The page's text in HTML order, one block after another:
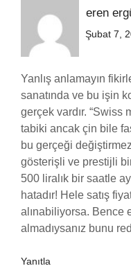
eren
Şubat 7,
Yanlış anlamayın
sanatında ve bu işin
gerçek vardır. “Swiss
tabiki ancak çin bile
bu gerçeği
gösterişli ve prestijli
500 liralık bir saatle
hatadır! Hele satış
alınabiliyorsa. Bence
almadıysanız bunu
Yanıtla